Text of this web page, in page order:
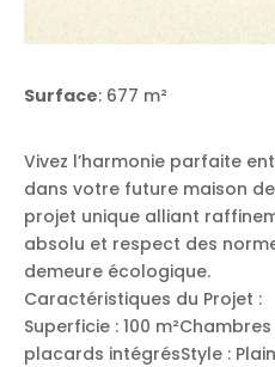
Surface: 677 m²
Vivez l’harmonie parfaite
dans votre future maison
projet unique alliant
absolu et respect des
demeure écologique.
Caractéristiques du Projet :
Superficie : 100
placards intégrésStyle :